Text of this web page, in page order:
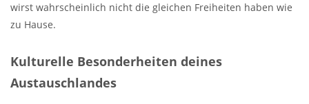
wirst wahrscheinlich nicht die gleichen Freiheiten haben wie
zu Hause.
Kulturelle Besonderheiten deines
Austauschlandes